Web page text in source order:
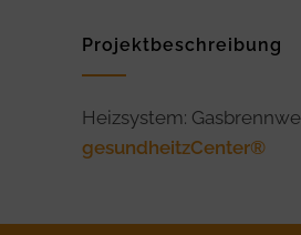
Projektbeschreibung
Heizsystem:
gesundheitzCenter®